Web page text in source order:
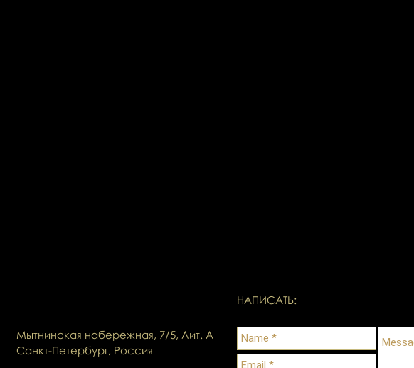
Мытнинская набережная, 7/5, Лит. А
Санкт-Петербург, Россия
НАПИСАТЬ: